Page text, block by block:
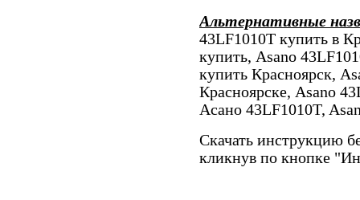
Альтернативные
43LF1010T купить в
купить, Asano
купить Красноярск,
Красноярске, Asano
Асано 43LF1010T,
Скачать инструкцию
кликнув по кнопке